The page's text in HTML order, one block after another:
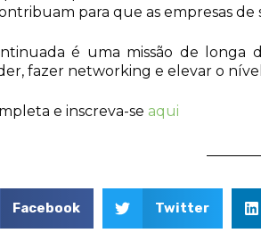
para que as empresas de
é uma missão de longa
fazer networking e elevar o nível
e inscreva-se aqui
Facebook Twitter